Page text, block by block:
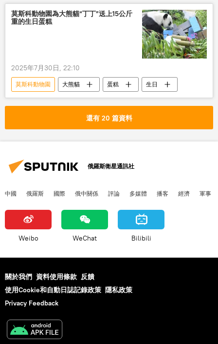
莫斯科動物園為大熊貓“丁丁”送上15公斤
重的生日蛋糕
2025年7月30日, 22:10
莫斯科動物園 大熊貓 蛋糕 生日
還有 20 篇資料
俄羅斯衛星通訊社
中國 俄羅斯 國際 俄中關係 評論 多媒體 播客 經濟 軍事
Weibo WeChat Bilibili
關於我們 資料使用條款 反饋
使用Cookie和自動日誌記錄政策 隱私政策
Privacy Feedback